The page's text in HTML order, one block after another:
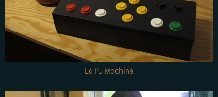
La PJ Machine